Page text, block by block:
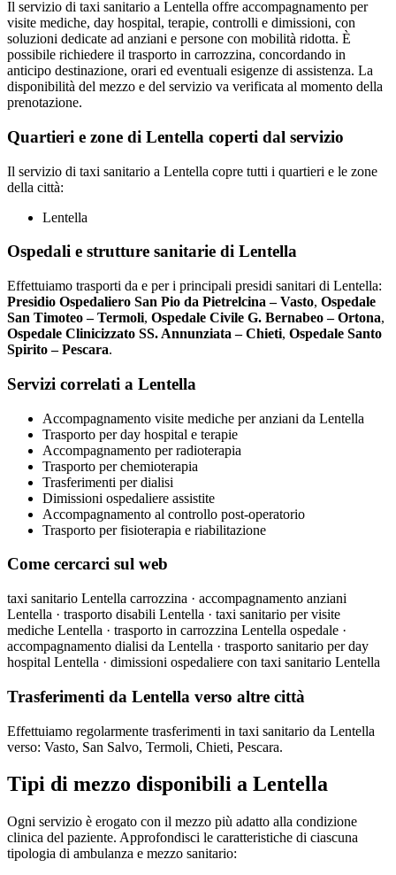
Il servizio di taxi sanitario a Lentella offre accompagnamento per
visite mediche, day hospital, terapie, controlli e dimissioni, con
soluzioni dedicate ad anziani e persone con mobilità ridotta. È
possibile richiedere il trasporto in carrozzina, concordando in
anticipo destinazione, orari ed eventuali esigenze di assistenza. La
disponibilità del mezzo e del servizio va verificata al momento della
prenotazione.
Quartieri e zone di Lentella coperti dal servizio
Il servizio di taxi sanitario a Lentella copre tutti i quartieri e le zone
della città:
Lentella
Ospedali e strutture sanitarie di Lentella
Effettuiamo trasporti da e per i principali presidi sanitari di Lentella:
Presidio Ospedaliero San Pio da Pietrelcina – Vasto, Ospedale
San Timoteo – Termoli, Ospedale Civile G. Bernabeo – Ortona,
Ospedale Clinicizzato SS. Annunziata – Chieti, Ospedale Santo
Spirito – Pescara.
Servizi correlati a Lentella
Accompagnamento visite mediche per anziani da Lentella
Trasporto per day hospital e terapie
Accompagnamento per radioterapia
Trasporto per chemioterapia
Trasferimenti per dialisi
Dimissioni ospedaliere assistite
Accompagnamento al controllo post-operatorio
Trasporto per fisioterapia e riabilitazione
Come cercarci sul web
taxi sanitario Lentella carrozzina · accompagnamento anziani
Lentella · trasporto disabili Lentella · taxi sanitario per visite
mediche Lentella · trasporto in carrozzina Lentella ospedale ·
accompagnamento dialisi da Lentella · trasporto sanitario per day
hospital Lentella · dimissioni ospedaliere con taxi sanitario Lentella
Trasferimenti da Lentella verso altre città
Effettuiamo regolarmente trasferimenti in taxi sanitario da Lentella
verso: Vasto, San Salvo, Termoli, Chieti, Pescara.
Tipi di mezzo disponibili a Lentella
Ogni servizio è erogato con il mezzo più adatto alla condizione
clinica del paziente. Approfondisci le caratteristiche di ciascuna
tipologia di ambulanza e mezzo sanitario: